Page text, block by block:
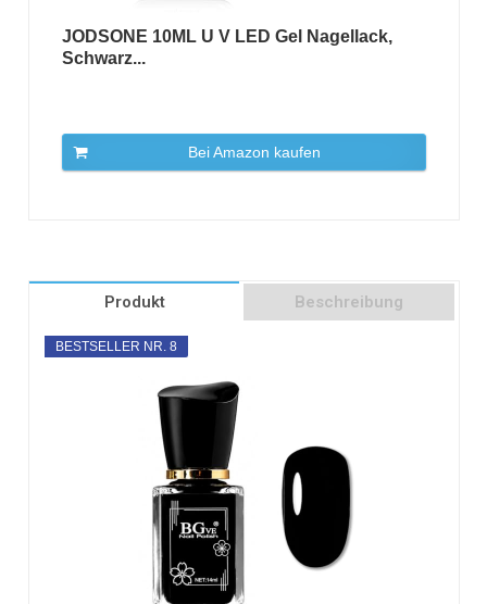
JODSONE 10ML U V LED Gel Nagellack,
Schwarz...
Bei Amazon kaufen
Produkt Beschreibung
BESTSELLER NR. 8